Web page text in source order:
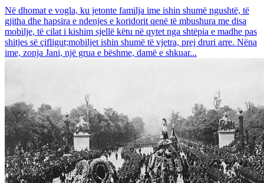
Në dhomat e vogla, ku jetonte familja ime ishin shumë ngushtë, të
gjitha dhe hapsira e ndenjes e koridorit qenë të mbushura me disa
mobilje, të cilat i kishim sjellë këtu në qytet nga shtëpia e madhe pas
shitjes së çifligut;mobiljet ishin shumë të vjetra, prej druri arre. Nëna
ime, zonja Jani, një grua e bëshme, damë e shkuar...